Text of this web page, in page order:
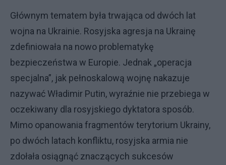
Głównym tematem była trwająca od dwóch lat
wojna na Ukrainie. Rosyjska agresja na Ukrainę
zdefiniowała na nowo problematykę
bezpieczeństwa w Europie. Jednak „operacja
specjalna”, jak pełnoskalową wojnę nakazuje
nazywać Władimir Putin, wyraźnie nie przebiega w
oczekiwany dla rosyjskiego dyktatora sposób.
Mimo opanowania fragmentów terytorium Ukrainy,
po dwóch latach konfliktu, rosyjska armia nie
zdołała osiągnąć znaczących sukcesów